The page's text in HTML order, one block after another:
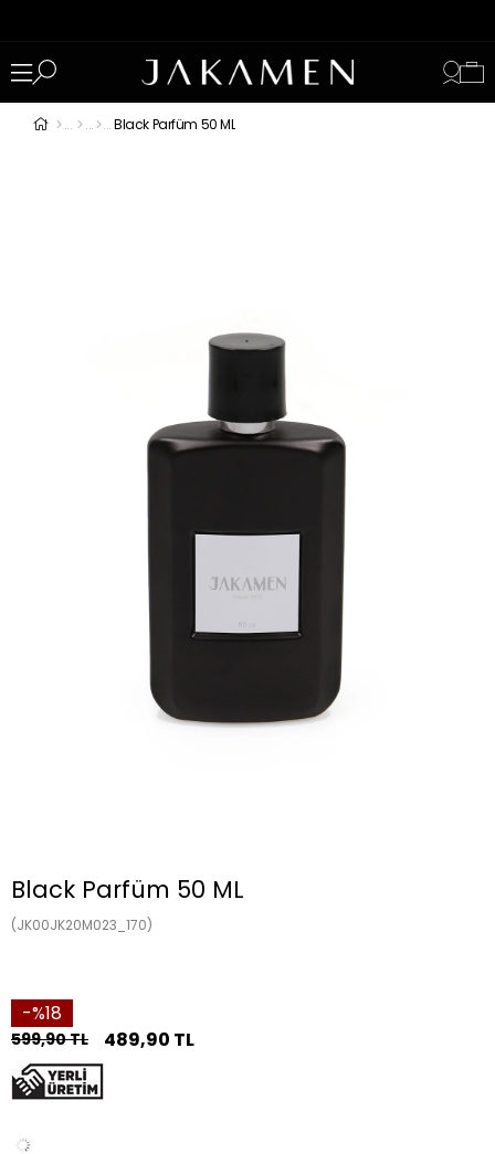
Black Parfüm 50 ML
Black Parfüm 50 ML
(JK00JK20M023_170)
18
599,90 TL 489,90 TL